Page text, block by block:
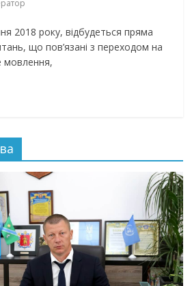
2018 року, відбудеться пряма
що пов’язані з переходом на
мовлення,